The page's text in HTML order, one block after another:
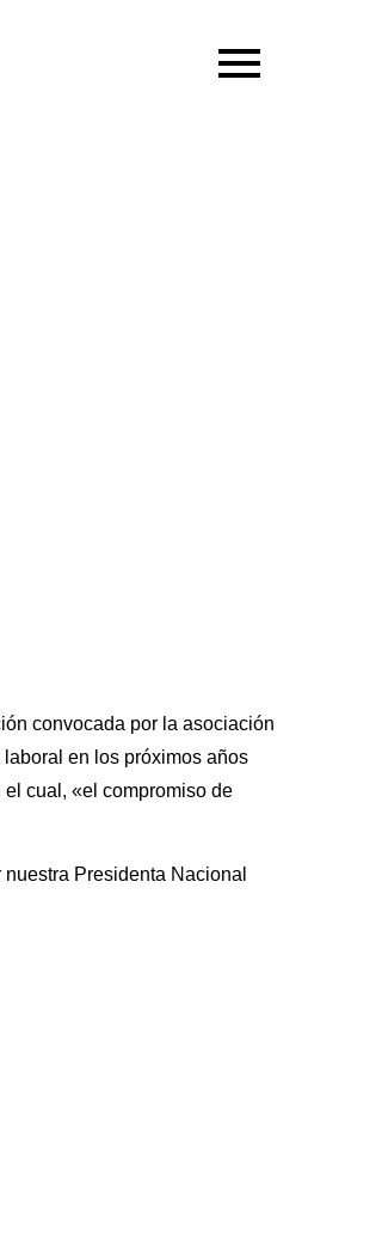
convocada por la asociación
en los próximos años
cual, «el compromiso de
Presidenta Nacional